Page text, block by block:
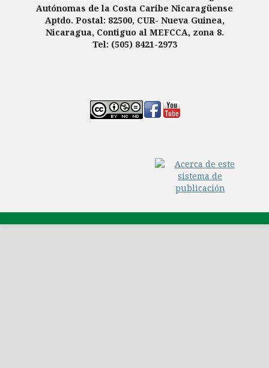
Autónomas de la Costa Caribe Nicaragüense
Aptdo. Postal: 82500, CUR- Nueva Guinea,
Nicaragua, Contiguo al MEFCCA, zona 8.
Tel: (505) 8421-2973